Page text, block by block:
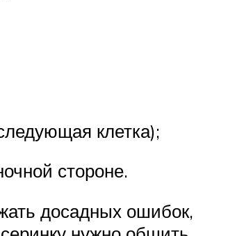
клетка);
стороне.
досадных ошибок,